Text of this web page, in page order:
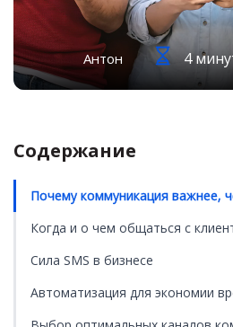
Антон 4
Содержание
Почему коммуникация важнее,
Когда и о чем общаться с
Сила SMS в бизнесе
Автоматизация для экономии